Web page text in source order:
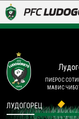
LUDOGORETS TV
НА ТЕРЕНА
СТАДИОН & БАЗИ
ПИЕРОС
МАВИС
ЛУДОГОРЕЦ